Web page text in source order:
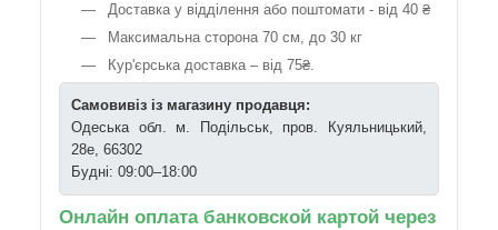
Доставка у відділення або поштомати - від 40 ₴
Максимальна сторона 70 см, до 30 кг
Кур'єрська доставка – від 75₴.
Самовивіз із магазину продавця:
Одеська обл. м. Подільськ, пров. Куяльницький,
28е, 66302
Будні: 09:00–18:00
Онлайн оплата банковской картой через